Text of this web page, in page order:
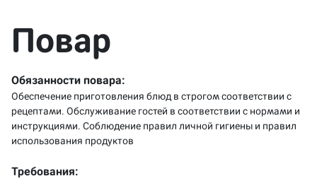
Повар
Обязанности повара:
Обеспечение приготовления блюд в строгом соответствии с
рецептами. Обслуживание гостей в соответствии с нормами и
инструкциями. Соблюдение правил личной гигиены и правил
использования продуктов
Требования: